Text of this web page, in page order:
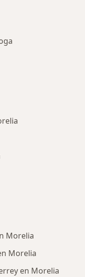
Morelia
Morelia
en Morelia